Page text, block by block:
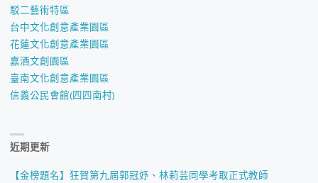
駁二藝術特區
台中文化創意產業園區
花蓮文化創意產業園區
嘉酒文創園區
臺南文化創意產業園區
信義公民會館(四四南村)
近期更新
【金榜題名】狂賀第九屆郭冠妤、林莉芸同學考取正式教師